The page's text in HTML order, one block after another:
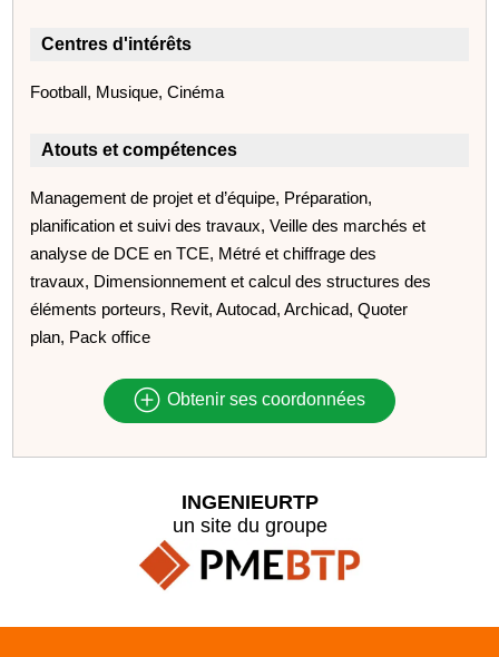
Centres d'intérêts
Football, Musique, Cinéma
Atouts et compétences
Management de projet et d’équipe, Préparation,
planification et suivi des travaux, Veille des marchés et
analyse de DCE en TCE, Métré et chiffrage des
travaux, Dimensionnement et calcul des structures des
éléments porteurs, Revit, Autocad, Archicad, Quoter
plan, Pack office
Obtenir ses coordonnées
INGENIEURTP
un site du groupe